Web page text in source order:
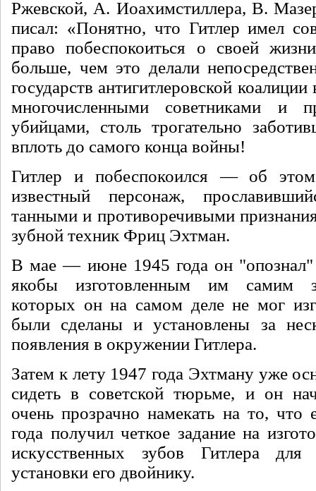
Ржевской, А. Иоахимстиллера, В.
писал: «По­нятно, что Гитлер имел
право побеспокоиться о своей
больше, чем это делали
государств антигитле­ровской
многочисленными советниками и
убийцами, столь трогательно
вплоть до самого конца войны!
Гитлер и побеспокоился — об этом
известный персо­наж,
танными и противоречивыми
зубной техник Фриц Эхтман.
В мае — июне 1945 года он "опоз­нал"
якобы изготов­ленным им самим
которых он на самом деле не мог
были сделаны и установлены за
появления в окружении Гитлера.
Затем к лету 1947 года Эхтману уже
сидеть в совет­ской тюрьме, и он
очень прозрачно намекать на то,
года получил четкое задание на
искусственных зубов Гитлера
установки его двойнику.